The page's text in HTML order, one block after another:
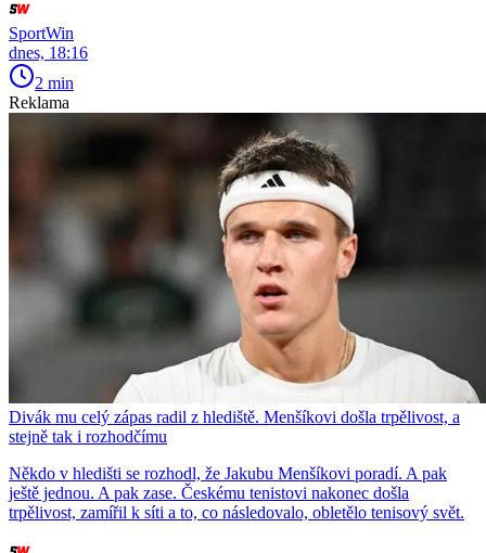
SportWin
dnes, 18:16
2 min
Reklama
Divák mu celý zápas radil z hlediště. Menšíkovi došla trpělivost, a
stejně tak i rozhodčímu
Někdo v hledišti se rozhodl, že Jakubu Menšíkovi poradí. A pak
ještě jednou. A pak zase. Českému tenistovi nakonec došla
trpělivost, zamířil k síti a to, co následovalo, obletělo tenisový svět.